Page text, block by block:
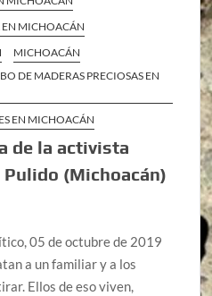
EN MICHOACÁN
MICHOACÁN
DE MADERAS PRECIOSAS EN
EN MICHOACÁN
de la activista
(Michoacán)
05 de octubre de 2019
a un familiar y a los
Ellos de eso viven,